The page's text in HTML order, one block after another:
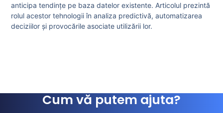
anticipa tendințe pe baza datelor existente. Articolul prezintă
rolul acestor tehnologii în analiza predictivă, automatizarea
deciziilor și provocările asociate utilizării lor.
Cum vă putem ajuta?